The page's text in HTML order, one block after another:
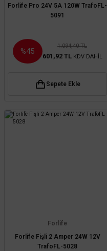
Forlife Pro 24V 5A 120W TrafoFL-
5091
%45
1.094,40 TL
601,92 TL KDV DAHİL
Sepete Ekle
Forlife
Forlife Fişli 2 Amper 24W 12V
TrafoFL-5028